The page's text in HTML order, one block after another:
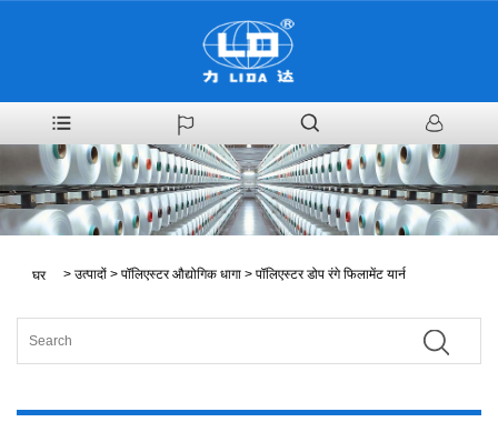
घर > उत्पादों > पॉलिएस्टर औद्योगिक धागा > पॉलिएस्टर डोप रंगे फिलामेंट यार्न